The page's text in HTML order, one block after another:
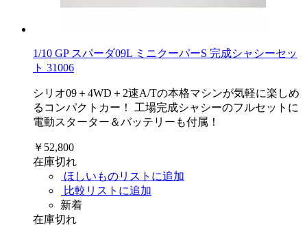
1/10 GP スパーダ09L ミニクーパーS 完成シャシーセッ
ト 31006
シリオ09＋4WD＋2速A/Tの本格マシンが気軽に楽しめ
るコンパクトカー！ 工場完成シャシーのフルセットに
電動スターター＆バッテリーも付属！
￥52,800
在庫切れ
ほしいものリストに追加
比較リストに追加
新着
在庫切れ